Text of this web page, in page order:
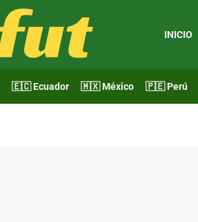
INICIO
🇪🇨 Ecuador 🇲🇽 México 🇵🇪 Perú